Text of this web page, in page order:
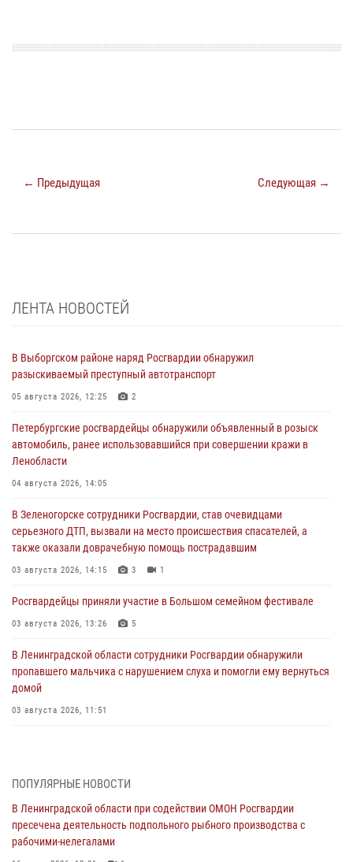
← Предыдущая Следующая →
ЛЕНТА НОВОСТЕЙ
В Выборгском районе наряд Росгвардии обнаружил
разыскиваемый преступный автотранспорт
05 августа 2026, 12:25 2
Петербургские росгвардейцы обнаружили объявленный в розыск
автомобиль, ранее использовавшийся при совершении кражи в
Ленобласти
04 августа 2026, 14:05
В Зеленогорске сотрудники Росгвардии, став очевидцами
серьезного ДТП, вызвали на место происшествия спасателей, а
также оказали доврачебную помощь пострадавшим
03 августа 2026, 14:15 3 1
Росгвардейцы приняли участие в Большом семейном фестивале
03 августа 2026, 13:26 5
В Ленинградской области сотрудники Росгвардии обнаружили
пропавшего мальчика с нарушением слуха и помогли ему вернуться
домой
03 августа 2026, 11:51
03 августа 2026, 10:15 1
Сотрудники ГУ Росгвардии приняли участие в чемпионатах Северо-
Западного округа войск национальной гвардии РФ по спортивному и
боевому самбо
ПОПУЛЯРНЫЕ НОВОСТИ
В Ленинградской области при содействии ОМОН Росгвардии
пресечена деятельность подпольного рыбного производства с
рабочими-нелегалами